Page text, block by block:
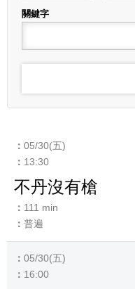
結束日期
關鍵字
05/30(五)
13:30
不丹沒有槍
111 min
普遍
05/30(五)
16:00